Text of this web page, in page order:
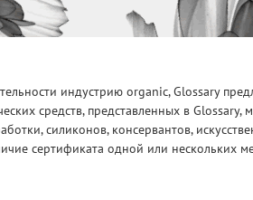
индустрию organic, Glossary
средств, представленных в
силиконов, консервантов,
сертификата одной или нескольких